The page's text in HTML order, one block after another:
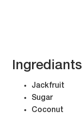
Ingrediants
Jackfruit
Sugar
Coconut